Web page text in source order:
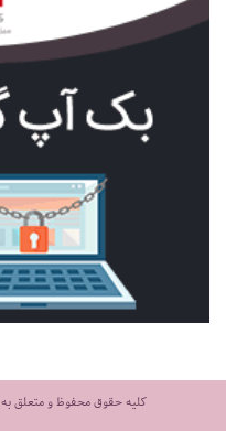
کلیه حقوق محفوظ و متعلق به